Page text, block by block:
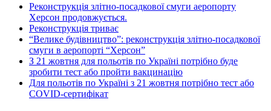
Реконструкція злітно-посадкової смуги аеропорту
Херсон продовжується.
Реконструкція триває
“Велике будівництво”: реконструкція злітно-посадкової
смуги в аеропорті “Херсон”
З 21 жовтня для польотів по Україні потрібно буде
зробити тест або пройти вакцинацію
Для польотів по Україні з 21 жовтня потрібно тест або
COVID-сертифікат